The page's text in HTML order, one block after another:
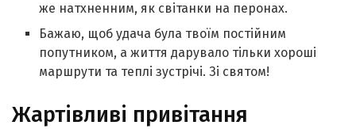
же натхненним, як світанки на перонах.
Бажаю, щоб удача була твоїм постійним
попутником, а життя дарувало тільки хороші
маршрути та теплі зустрічі. Зі святом!
Жартівливі привітання